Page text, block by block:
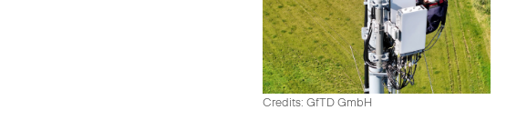
Credits: GfTD GmbH